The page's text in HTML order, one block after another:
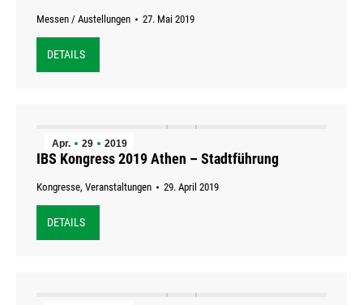
Messen / Austellungen 27. Mai 2019
DETAILS
Apr. 29 2019
IBS Kongress 2019 Athen – Stadtführung
Kongresse, Veranstaltungen 29. April 2019
DETAILS